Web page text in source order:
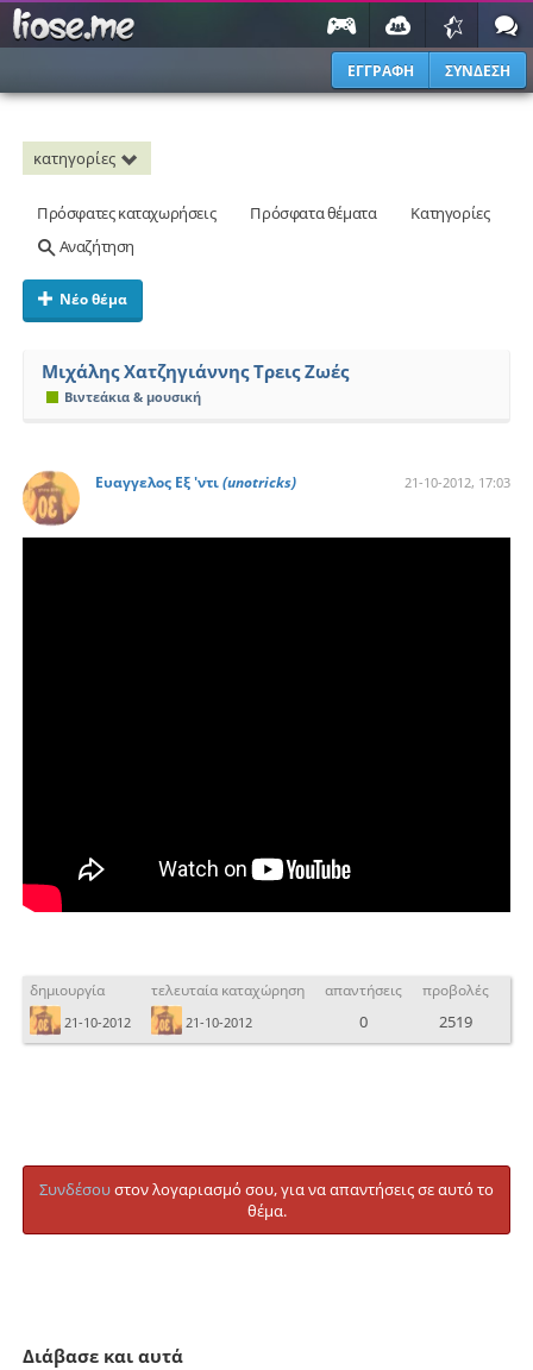
ΕΓΓΡΑΦΗ ΣΥΝΔΕΣΗ
κατηγορίες
Πρόσφατες καταχωρήσεις Πρόσφατα θέματα
Κατηγορίες
Αναζήτηση
Νέο θέμα
Μιχάλης Χατζηγιάννης Τρεις Ζωές
Βιντεάκια & μουσική
Ευαγγελος Εξ 'ντι(unotricks) 21-10-2012, 17:03
δημιουργία
21-10-2012
τελευταία καταχώρηση
21-10-2012
απαντήσεις
0
προβολές
2519
Συνδέσουστον λογαριασμό σου, για να απαντήσεις σε αυτό το
θέμα.
Διάβασε και αυτά